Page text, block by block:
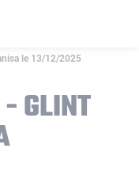
le 13/12/2025
GLINT